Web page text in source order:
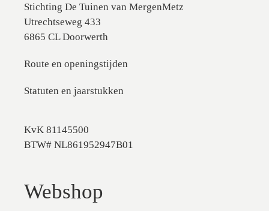
Stichting De Tuinen van MergenMetz
Utrechtseweg 433
6865 CL Doorwerth
Route en openingstijden
Statuten en jaarstukken
KvK 81145500
BTW# NL861952947B01
Webshop